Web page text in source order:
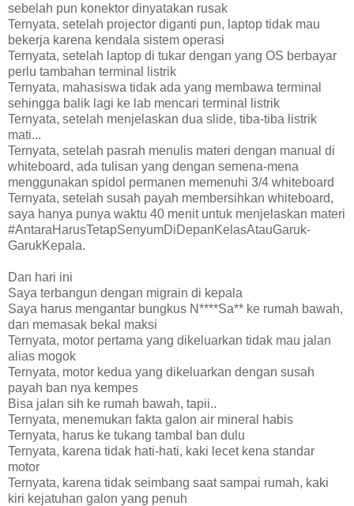
sebelah pun konektor dinyatakan rusak
Ternyata, setelah projector diganti pun, laptop tidak mau
bekerja karena kendala sistem operasi
Ternyata, setelah laptop di tukar dengan yang OS berbayar
perlu tambahan terminal listrik
Ternyata, mahasiswa tidak ada yang membawa terminal
sehingga balik lagi ke lab mencari terminal listrik
Ternyata, setelah menjelaskan dua slide, tiba-tiba listrik
mati...
Ternyata, setelah pasrah menulis materi dengan manual di
whiteboard, ada tulisan yang dengan semena-mena
menggunakan spidol permanen memenuhi 3/4 whiteboard
Ternyata, setelah susah payah membersihkan whiteboard,
saya hanya punya waktu 40 menit untuk menjelaskan materi
#AntaraHarusTetapSenyumDiDepanKelasAtauGaruk-
GarukKepala.
Dan hari ini
Saya terbangun dengan migrain di kepala
Saya harus mengantar bungkus N****Sa** ke rumah bawah,
dan memasak bekal maksi
Ternyata, motor pertama yang dikeluarkan tidak mau jalan
alias mogok
Ternyata, motor kedua yang dikeluarkan dengan susah
payah ban nya kempes
Bisa jalan sih ke rumah bawah, tapii..
Ternyata, menemukan fakta galon air mineral habis
Ternyata, harus ke tukang tambal ban dulu
Ternyata, karena tidak hati-hati, kaki lecet kena standar
motor
Ternyata, karena tidak seimbang saat sampai rumah, kaki
kiri kejatuhan galon yang penuh